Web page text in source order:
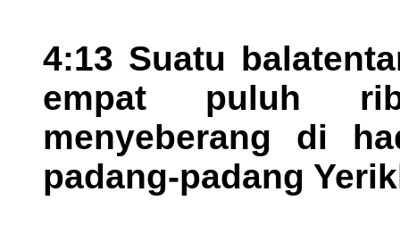
4:13 Suatu
empat puluh
menyeberang di
padang-padang